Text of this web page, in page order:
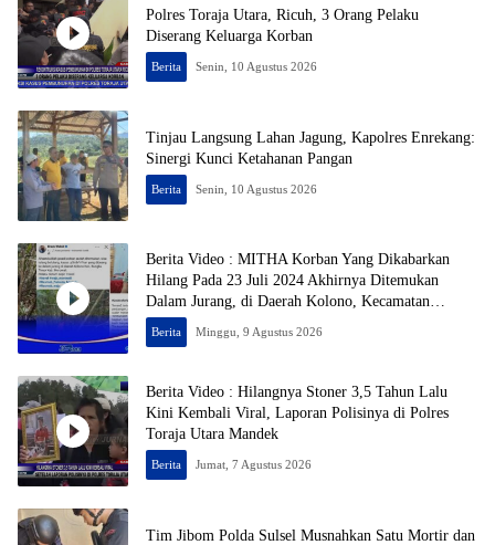
Polres Toraja Utara, Ricuh, 3 Orang Pelaku
Diserang Keluarga Korban
Berita Senin, 10 Agustus 2026
Tinjau Langsung Lahan Jagung, Kapolres Enrekang:
Sinergi Kunci Ketahanan Pangan
Berita Senin, 10 Agustus 2026
Berita Video : MITHA Korban Yang Dikabarkan
Hilang Pada 23 Juli 2024 Akhirnya Ditemukan
Dalam Jurang, di Daerah Kolono, Kecamatan
Bungku Timur, Kabupaten Morowali, Dalam
Kondisi Tak Bernyawa
Berita Minggu, 9 Agustus 2026
Berita Video : Hilangnya Stoner 3,5 Tahun Lalu
Kini Kembali Viral, Laporan Polisinya di Polres
Toraja Utara Mandek
Berita Jumat, 7 Agustus 2026
Tim Jibom Polda Sulsel Musnahkan Satu Mortir dan